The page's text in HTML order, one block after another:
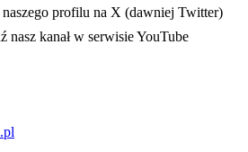
karcie
naszego profilu na X (dawniej Twitter)
się w nowej karcie
nasz kanał w serwisie YouTube